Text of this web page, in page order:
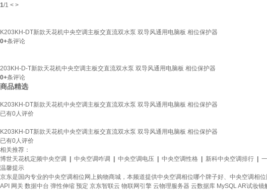
1/1 < >
K203KH-DT新款天花机中央空调主板交直流双水泵 双导风通用电脑板 相位保护器
0+条评论
203KH-D-T新款天花机中央空调主板交直流双水泵 双导风通用电脑板 相位保护器
0+条评论
商品精选
K203KH-DT新款天花机中央空调主板交直流双水泵 双导风通用电脑板 相位保护器
已有0人评价
K203KH-DT新款天花机中央空调主板交直流双水泵 双导风通用电脑板 相位保护器
已有0人评价
相关推荐：
博世天花机定频中央空调
中央空调咋调 中央空调电压 中央空调性格 新科中央空调排行
温馨提示
京东是国内专业的中央空调相位网上购物商城，本频道提供中央空调相位哪个牌子好、中央空调相
API 网关 数据中台 弹性伸缩 预定 京东智联云 物联网引擎 云物理服务器 云数据库 MySQLAR试妆镜